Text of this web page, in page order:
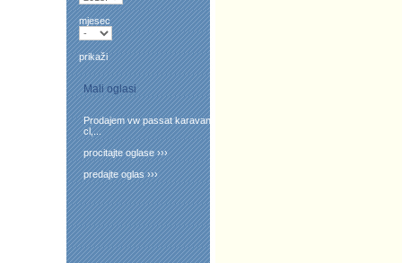
mjesec
prikaži
Mali oglasi
Prodajem vw passat karavan
cl,...
procitajte oglase ›››
predajte oglas ›››